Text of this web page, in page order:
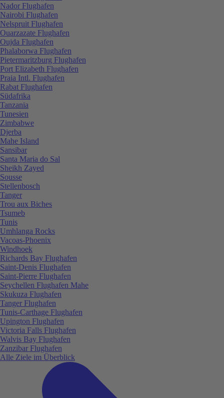
Nador Flughafen
Nairobi Flughafen
Nelspruit Flughafen
Ouarzazate Flughafen
Oujda Flughafen
Phalaborwa Flughafen
Pietermaritzburg Flughafen
Port Elizabeth Flughafen
Praia Intl. Flughafen
Rabat Flughafen
Südafrika
Tanzania
Tunesien
Zimbabwe
Djerba
Mahe Island
Sansibar
Santa Maria do Sal
Sheikh Zayed
Sousse
Stellenbosch
Tanger
Trou aux Biches
Tsumeb
Tunis
Umhlanga Rocks
Vacoas-Phoenix
Windhoek
Richards Bay Flughafen
Saint-Denis Flughafen
Saint-Pierre Flughafen
Seychellen Flughafen Mahe
Skukuza Flughafen
Tanger Flughafen
Tunis-Carthage Flughafen
Upington Flughafen
Victoria Falls Flughafen
Walvis Bay Flughafen
Zanzibar Flughafen
Alle Ziele im Überblick